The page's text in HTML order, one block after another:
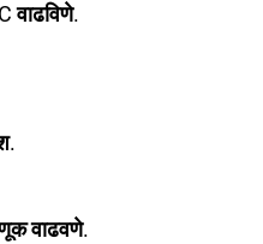
वाढविणे.
वाढवणे.